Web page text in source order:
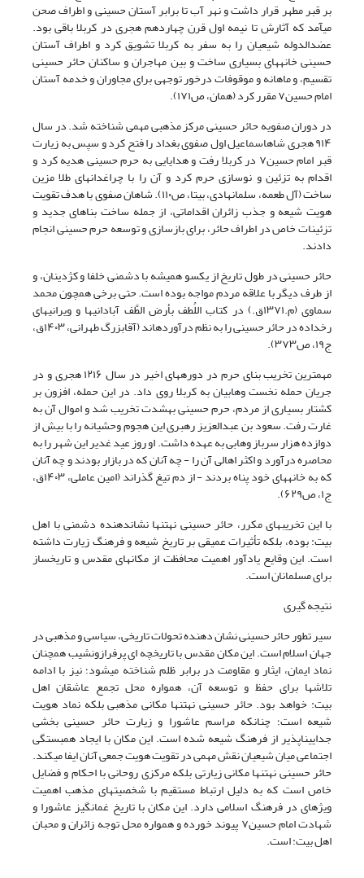
بر قبر مطهر قرار داشت و نهر آب تا برابر آستان حسینی و اطراف صحن
میآمد که آثارش تا نیمه اول قرن چهاردهم هجری در کربلا باقی بود.
عضدالدوله شیعیان را به سفر به کربلا تشویق کرد و اطراف آستان
حسینی خانههای بسیاری ساخت و بین مهاجران و ساکنان حائر حسینی
تقسیم، و ماهانه و موقوفات درخور توجهی برای مجاوران و خدمه آستان
امام حسین۷مقرر کرد(همان، ص١٧١)
.
در دوران صفویه حائر حسینی مرکز مذهبی مهمی شناخته شد. در سال
۹۱۴ هجری شاهاسماعیل اول صفوی بغداد را فتح کرد و سپس به زیارت
قبر امام حسین۷ در کربلا رفت و هدایایی به حرم حسینی هدیه کرد و
اقدام به تزئین و نوسازی حرم کرد و آن را با چراغدانهای طلا مزین
ساخت(آل طعمه، سلمانهادی، بیتا، ص۱۱۰) . شاهان صفوی با هدف تقویت
هویت شیعه و جذب زائران اقداماتی، از جمله ساخت بناهای جدید و
تزئینات خاص در اطراف حائر، برای بازسازی و توسعه حرم حسینی انجام
دادند.
حائر حسینی در طول تاریخ از یکسو همیشه با دشمنی خلفا و کژدینان، و
از طرف دیگر با علاقه مردم مواجه بوده است. حتی برخی همچون محمد
سماوی (م.۱۳۷۱ق.) در کتاب اللُطف بأرض الطَّف آبادانیها و ویرانیهای
رخداده در حائر حسینی را به نظم درآوردهاند(آقابزرگ طهرانی، ۱۴۰۳ق،
ج۱۹، ص۳۷۳)
.
مهمترین تخریب بنای حرم در دورههای اخیر در سال ۱۲۱۶ هجری و در
جریان حمله نخست وهابیان به کربلا روی داد. در این حمله، افزون بر
کشتار بسیاری از مردم، حرم حسینی بهشدت تخریب شد و اموال آن به
غارت رفت. سعود بن عبدالعزیز رهبری این هجوم وحشیانه را با بیش از
دوازده هزار سرباز وهابی به عهده داشت. او روز عید غدیر این شهر را به
محاصره درآورد و اکثر اهالی آن را - چه آنان که در بازار بودند و چه آنان
که به خانههای خود پناه بردند - از دم تیغ گذراند (امین عاملی، ۱۴۰۳ق،
ج۱، ص۶۲۹)
.
با این تخریبهای مکرر، حائر حسینی نهتنها نشاندهنده دشمنی با اهل
بیت:بوده، بلکه تأثیرات عمیقی بر تاریخ شیعه و فرهنگ زیارت داشته
است. این وقایع یادآور اهمیت محافظت از مکانهای مقدس و تاریخساز
برای مسلمانان است.
نتیجه گیری
سیر تطور حائر حسینی نشان دهنده تحولات تاریخی، سیاسی و مذهبی در
جهان اسلام است. این مکان مقدس با تاریخچه ای پرفرازونشیب همچنان
نماد ایمان، ایثار و مقاومت در برابر ظلم شناخته میشود؛ نیز با ادامه
تلاشها برای حفظ و توسعه آن، همواره محل تجمع عاشقان اهل
بیت: خواهد بود. حائر حسینی نهتنها مکانی مذهبی بلکه نماد هویت
شیعه است؛ چنانکه مراسم عاشورا و زیارت حائر حسینی بخشی
جداییناپذیر از فرهنگ شیعه شده است. این مکان با ایجاد همبستگی
اجتماعی میان شیعیان نقش مهمی در تقویت هویت جمعی آنان ایفا میکند.
حائر حسینی نهتنها مکانی زیارتی بلکه مرکزی روحانی با احکام و فضایل
خاص است که به دلیل ارتباط مستقیم با شخصیتهای مذهب اهمیت
ویژهای در فرهنگ اسلامی دارد. این مکان با تاریخ غمانگیز عاشورا و
شهادت امام حسین۷پیوند خورده و همواره محل توجه زائران و محبان
اهل بیت:است.